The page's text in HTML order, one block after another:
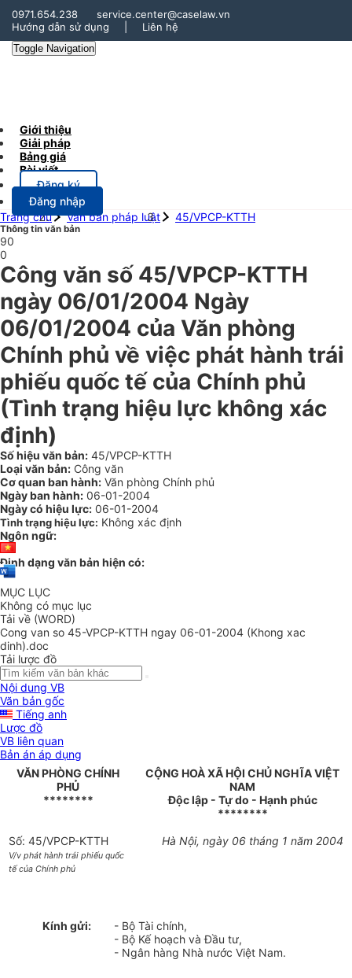
0971.654.238
service.center@caselaw.vn
Hướng dẫn sử dụng
Liên hệ
Toggle Navigation
Giới thiệu
Giải pháp
Bảng giá
Bài viết
Đăng ký
Đăng nhập
Trang chủ
Văn bản pháp luật 45/VPCP-KTTH
Thông tin văn bản
90
0
Công văn số 45/VPCP-KTTH
ngày 06/01/2004 Ngày
06/01/2004 của Văn phòng
Chính phủ về việc phát hành trái
phiếu quốc tế của Chính phủ
(Tình trạng hiệu lực không xác
định)
Số hiệu văn bản: 45/VPCP-KTTH
Loại văn bản: Công văn
Cơ quan ban hành: Văn phòng Chính phủ
Ngày ban hành: 06-01-2004
Ngày có hiệu lực: 06-01-2004
Tình trạng hiệu lực: Không xác định
Ngôn ngữ:
Định dạng văn bản hiện có:
MỤC LỤC
Không có mục lục
Tải về (WORD)
Cong van so 45-VPCP-KTTH ngay 06-01-2004 (Khong xac
dinh).doc
Tải lược đồ
Nội dung VB
Văn bản gốc
Tiếng anh
Lược đồ
VB liên quan
Bản án áp dụng
VĂN PHÒNG CHÍNH
PHỦ
********
CỘNG HOÀ XÃ HỘI CHỦ NGHĨA VIỆT
NAM
Độc lập - Tự do - Hạnh phúc
********
Số: 45/VPCP-KTTH
V/v phát hành trái phiếu quốc
tế của Chính phủ
Hà Nội, ngày 06 tháng 1 năm 2004
Kính gửi:
- Bộ Tài chính,
- Bộ Kế hoạch và Đầu tư,
- Ngân hàng Nhà nước Việt Nam.